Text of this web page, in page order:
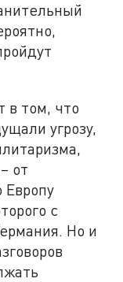
в том, что
угрозу,
от
Европу
с
Но и